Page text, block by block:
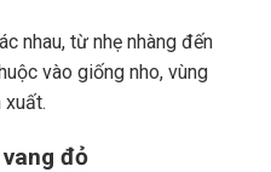
nhau, từ nhẹ nhàng đến
vào giống nho, vùng
xuất.
đỏ